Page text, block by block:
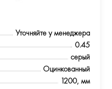
Уточняйте у менеджера
0.45
серый
Оцинкованный
1200, мм